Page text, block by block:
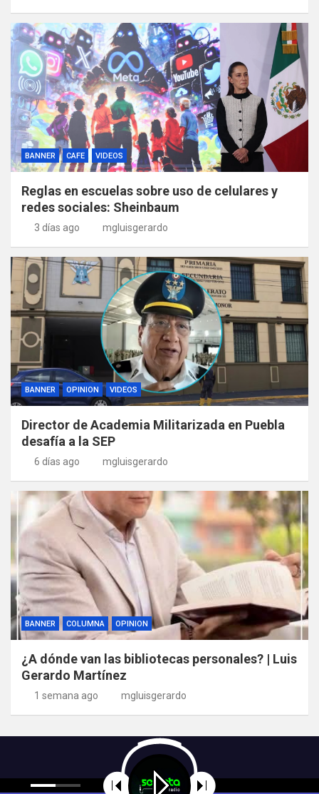
BANNER CAFE VIDEOS
Reglas en escuelas sobre uso de celulares y
redes sociales: Sheinbaum
3 días ago mgluisgerardo
BANNER OPINION VIDEOS
Director de Academia Militarizada en Puebla
desafía a la SEP
6 días ago mgluisgerardo
BANNER COLUMNA OPINION
¿A dónde van las bibliotecas personales? | Luis
Gerardo Martínez
1 semana ago mgluisgerardo